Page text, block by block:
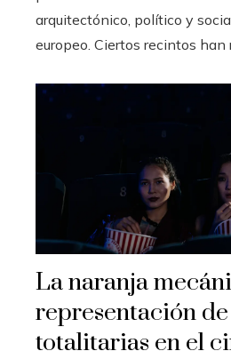
arquitectónico, político y
europeo. Ciertos recintos han
La naranja
representación
totalitarias en el